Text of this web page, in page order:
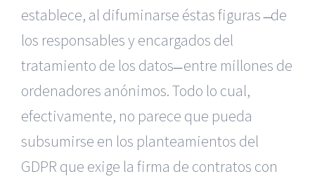
establece, al difuminarse éstas figuras ̶ de
los responsables y encargados del
tratamiento de los datos ̶ entre millones de
ordenadores anónimos. Todo lo cual,
efectivamente, no parece que pueda
subsumirse en los planteamientos del
GDPR que exige la firma de contratos con